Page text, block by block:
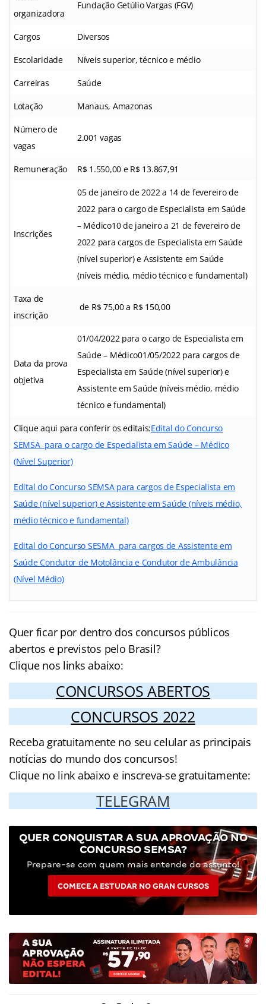
organizadora
Fundação Getúlio Vargas (FGV)
Cargos Diversos
Escolaridade Níveis superior, técnico e médio
Carreiras Saúde
Lotação Manaus, Amazonas
Número de
vagas
2.001 vagas
Remuneração R$ 1.550,00 e R$ 13.867,91
Inscrições
05 de janeiro de 2022 a 14 de fevereiro de
2022 para o cargo de Especialista em Saúde
– Médico10 de janeiro a 21 de fevereiro de
2022 para cargos de Especialista em Saúde
(nível superior) e Assistente em Saúde
(níveis médio, médio técnico e fundamental)
Taxa de
inscrição
de R$ 75,00 a R$ 150,00
Data da prova
objetiva
01/04/2022 para o cargo de Especialista em
Saúde – Médico01/05/2022 para cargos de
Especialista em Saúde (nível superior) e
Assistente em Saúde (níveis médio, médio
técnico e fundamental)
Clique aqui para conferir os editais:Edital do Concurso
SEMSA para o cargo de Especialista em Saúde – Médico
(Nível Superior)
Edital do Concurso SEMSA para cargos de Especialista em
Saúde (nível superior) e Assistente em Saúde (níveis médio,
médio técnico e fundamental)
Edital do Concurso SESMA para cargos de Assistente em
Saúde Condutor de Motolância e Condutor de Ambulância
(Nível Médio)
Quer ficar por dentro dos concursos públicos
abertos e previstos pelo Brasil?
Clique nos links abaixo:
CONCURSOS ABERTOS
CONCURSOS 2022
Receba gratuitamente no seu celular as principais
notícias do mundo dos concursos!
Clique no link abaixo e inscreva-se gratuitamente:
TELEGRAM
QUER CONQUISTAR A SUA APROVAÇÃO NO
CONCURSO SEMSA?
Prepare-se com quem mais entende do assunto!
COMECE A ESTUDAR NO GRAN CURSOS